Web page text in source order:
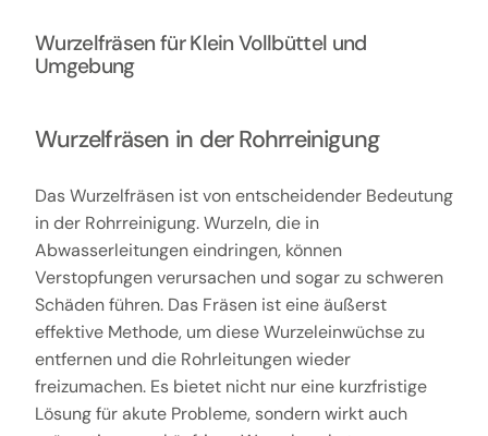
Wurzelfräsen für Klein Vollbüttel und
Umgebung
Wurzelfräsen in der Rohrreinigung
Das Wurzelfräsen ist von entscheidender Bedeutung
in der Rohrreinigung. Wurzeln, die in
Abwasserleitungen eindringen, können
Verstopfungen verursachen und sogar zu schweren
Schäden führen. Das Fräsen ist eine äußerst
effektive Methode, um diese Wurzeleinwüchse zu
entfernen und die Rohrleitungen wieder
freizumachen. Es bietet nicht nur eine kurzfristige
Lösung für akute Probleme, sondern wirkt auch